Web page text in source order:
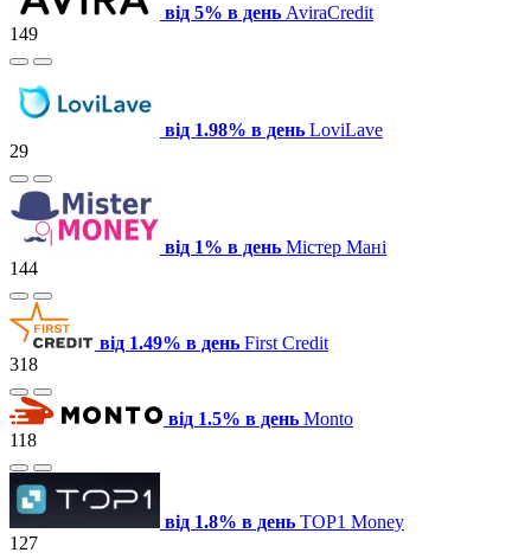
від 5% в день AviraCredit
149
від 1.98% в день LoviLave
29
від 1% в день Містер Мані
144
від 1.49% в день First Credit
318
від 1.5% в день Monto
118
від 1.8% в день TOP1 Money
127